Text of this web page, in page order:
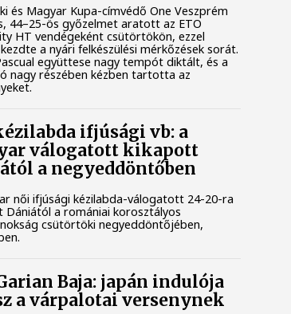
és Magyar Kupa-címvédő One Veszprém
44–25-ös győzelmet aratott az ETO
HT vendégeként csütörtökön, ezzel
a nyári felkészülési mérkőzések sorát.
együttese nagy tempót diktált, és a
nagy részében kézben tartotta az
ifjúsági vb: a
válogatott kikapott
a negyeddöntőben
női ifjúsági kézilabda-válogatott 24-20-ra
Dániától a romániai korosztályos
csütörtöki negyeddöntőjében,
Baja: japán indulója
a várpalotai versenynek